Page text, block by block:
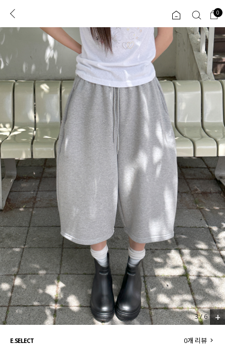
로그인 0
ENG
JP
콘텐츠 리뷰 & 혜택 플러스핏 회원혜택
CATEGORY COMMUNITY
도착보장⚡
인플루언서 pick!
신상 5%
베스트
MADE
세트할인 ~30%
하객룩
살안타템
110사이즈
ALL
익스클루시브
아우터
티셔츠
니트
블라우스
원피스
팬츠
스커트
0
3/6 +
E.SELECT 0개 리뷰